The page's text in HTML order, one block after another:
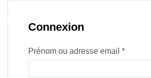
Connexion
Prénom ou adresse email *